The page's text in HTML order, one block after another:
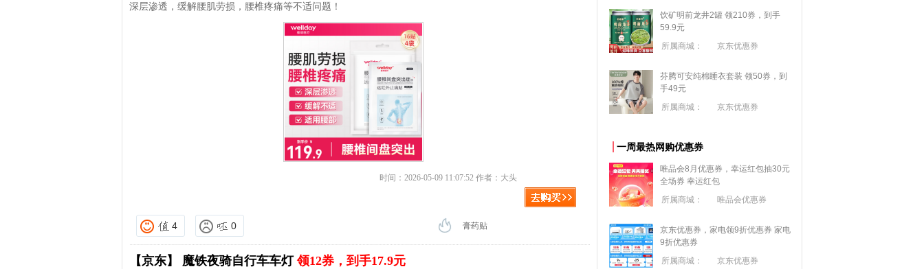
深层渗透，缓解腰肌劳损，腰椎疼痛等不适问题！
时间：2026-05-09 11:07:52 作者：大头
4 0 膏药贴
【京东】 魔铁夜骑自行车车灯领12券，到手17.9元
饮矿明前龙井2罐 领210券，到手
59.9元
所属商城：
京东优惠券
芬腾可安纯棉睡衣套装 领50券，到
手49元
所属商城：
京东优惠券
一周最热网购优惠券
唯品会8月优惠券，幸运红包抽30元
全场券 幸运红包
所属商城：
唯品会优惠券
京东优惠券，家电领9折优惠券 家电
9折优惠券
所属商城：
京东优惠券